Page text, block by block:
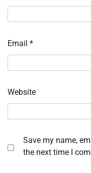
Email *
Website
Save my name,
the next time I